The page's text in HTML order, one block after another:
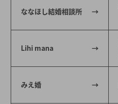
ななほし結婚相談所
Lihi mana
みえ婚